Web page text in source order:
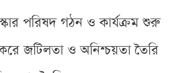
পরিষদ গঠন ও কার্যক্রম শুরু
জটিলতা ও অনিশ্চয়তা তৈরি